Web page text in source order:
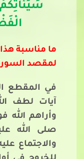
ما مناسبة
لمقصد
في المقطع
آيات لطف
وأراهم الله
صلى الله
والاجتماع